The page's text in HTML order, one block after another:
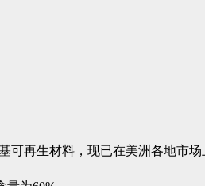
可再生材料，现已在美洲各地市场